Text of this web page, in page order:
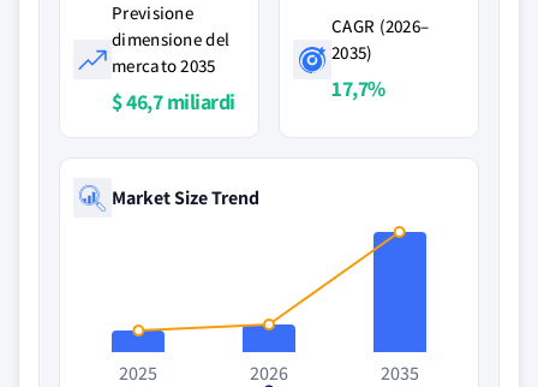
Previsione
dimensione del
mercato 2035
$ 46,7 miliardi
CAGR (2026–
2035)
17,7%
Market Size Trend
2025
2026
2035